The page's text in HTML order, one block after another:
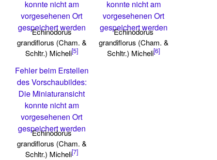
konnte nicht am
vorgesehenen Ort
gespeichert werden
Echinodorus
grandiflorus (Cham. &
Schltr.) Micheli[5]
konnte nicht am
vorgesehenen Ort
gespeichert werden
Echinodorus
grandiflorus (Cham. &
Schltr.) Micheli[6]
Fehler beim Erstellen
des Vorschaubildes:
Die Miniaturansicht
konnte nicht am
vorgesehenen Ort
gespeichert werden
Echinodorus
grandiflorus (Cham. &
Schltr.) Micheli[7]